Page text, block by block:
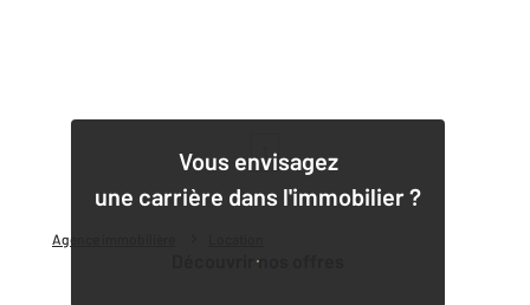
Agence immobilière
Vous envisagez
une carrière dans l'immobilier ?
Découvrir nos offres
1